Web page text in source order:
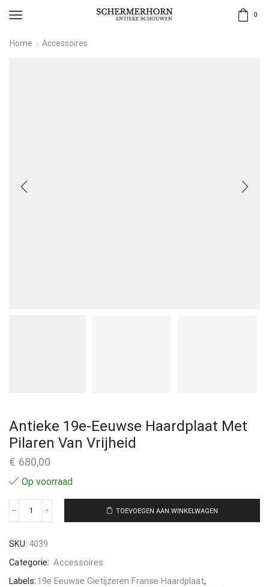
0
Home Accessoires
Antieke 19e-Eeuwse Haardplaat Met
Pilaren Van Vrijheid
€ 680,00
Op voorraad
TOEVOEGEN AAN WINKELWAGEN
SKU: 4039
Categorie: Accessoires
Labels: 19e Eeuwse Gietijzeren Franse Haardplaat,